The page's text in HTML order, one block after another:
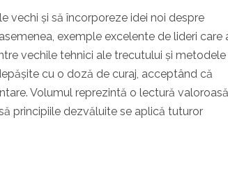
vechi și să încorporeze idei noi despre
exemple excelente de lideri care
vechile tehnici ale trecutului și metodele
cu o doză de curaj, acceptând că
Volumul reprezintă o lectură valoroasă
principiile dezvăluite se aplică tuturor